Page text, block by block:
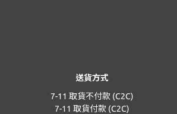
送貨方式
7-11 取貨不付款 (C2C)
7-11 取貨付款 (C2C)